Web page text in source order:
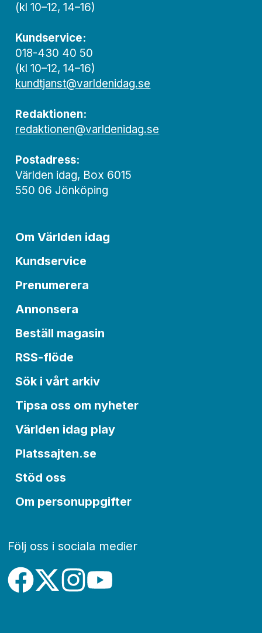
(kl 10–12, 14–16)
Kundservice:
018-430 40 50
(kl 10–12, 14–16)
kundtjanst@varldenidag.se
Redaktionen:
redaktionen@varldenidag.se
Postadress:
Världen idag, Box 6015
550 06 Jönköping
Om Världen idag
Kundservice
Prenumerera
Annonsera
Beställ magasin
RSS-flöde
Sök i vårt arkiv
Tipsa oss om nyheter
Världen idag play
Platssajten.se
Stöd oss
Om personuppgifter
Följ oss i sociala medier